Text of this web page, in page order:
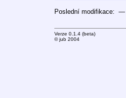
Poslední modifikace: —
Verze 0.1.4 (beta)
© jub 2004